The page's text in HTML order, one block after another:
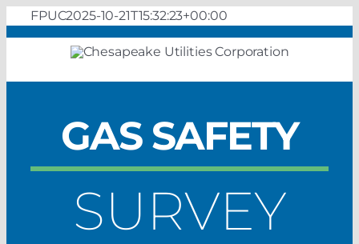
Skip
to
FPUC2025-10-21T15:32:23+00:00
GAS SAFETY
SURVEY